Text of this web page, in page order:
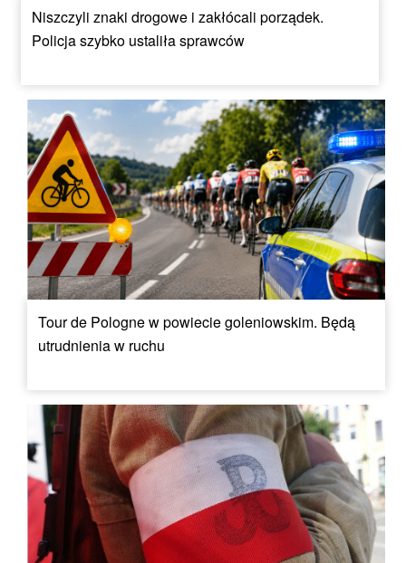
Niszczyli znaki drogowe i zakłócali porządek.
Policja szybko ustaliła sprawców
Tour de Pologne w powiecie goleniowskim. Będą
utrudnienia w ruchu